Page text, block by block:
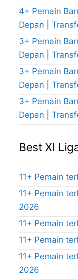
4+ Pemain
Depan |
3+ Pemain
Depan |
3+ Pemain
Depan |
3+ Pemain
Depan |
Best XI
11+ Pemain
11+ Pemain
2026
11+ Pemain
11+ Pemain
11+ Pemain
2026